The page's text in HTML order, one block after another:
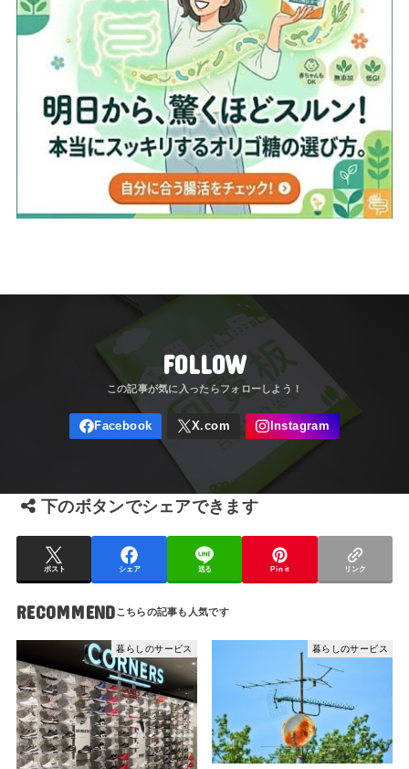
FOLLOW
下のボタンでシェアできます
ポスト シェア 送る Pin it リンク
RECOMMEND
暮らしのサービス 暮らしのサービス